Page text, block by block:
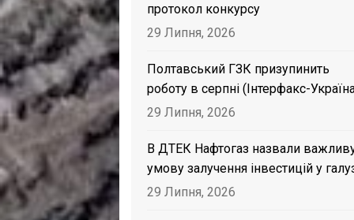
протокол конкурсу
29 Липня, 2026
Полтавський ГЗК призупинить
роботу в серпні (Інтерфакс-
29 Липня, 2026
В ДТЕК Нафтогаз назвали
умову залучення інвестицій у
29 Липня, 2026